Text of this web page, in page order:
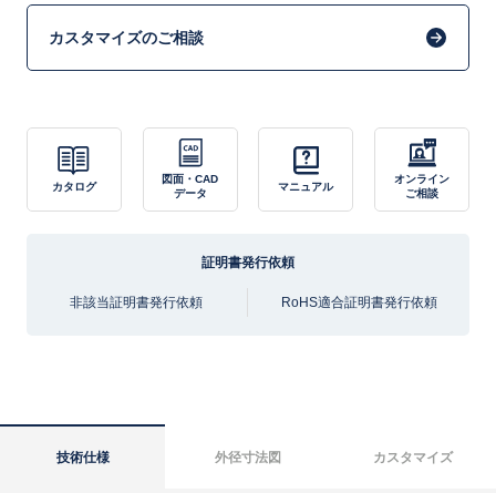
カスタマイズのご相談
カタログ
図面・CAD
データ
マニュアル
オンライン
ご相談
証明書発行依頼
非該当証明書発行依頼 RoHS適合証明書発行依頼
技術仕様 外径寸法図 カスタマイズ